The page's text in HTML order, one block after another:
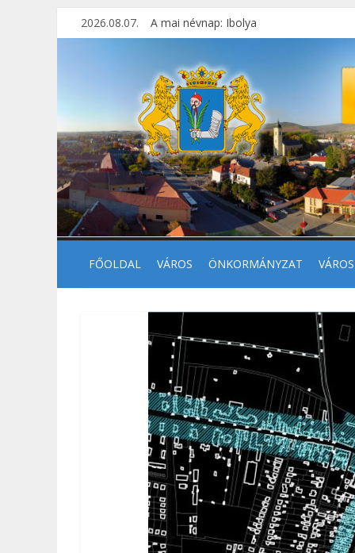
2026.08.07. A mai névnap: Ibolya
FŐOLDAL VÁROS ÖNKORMÁNYZAT